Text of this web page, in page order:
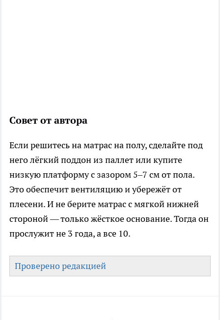
Совет от автора
Если решитесь на матрас на полу, сделайте под
него лёгкий поддон из паллет или купите
низкую платформу с зазором 5–7 см от пола.
Это обеспечит вентиляцию и убережёт от
плесени. И не берите матрас с мягкой нижней
стороной — только жёсткое основание. Тогда он
прослужит не 3 года, а все 10.
Проверено редакцией